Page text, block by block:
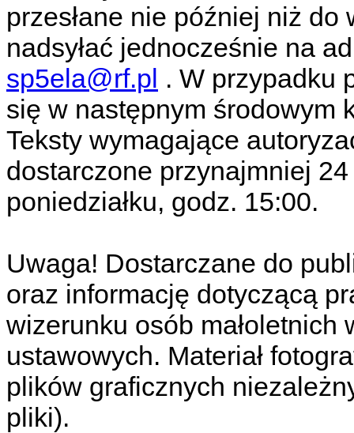
przesłane nie później niż
nadsyłać jednocześnie na
sp5ela@rf.pl . W przypadku
się w następnym środowym
Teksty wymagające
dostarczone przynajmniej
poniedziałku, godz. 15:00.
Uwaga! Dostarczane do
oraz informację dotyczącą
wizerunku osób
ustawowych. Materiał
plików graficznych
pliki).